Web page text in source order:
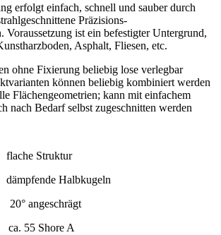
erfolgt einfach, schnell und sauber durch
Präzisions-
Voraussetzung ist ein befestigter Untergrund,
Asphalt, Fliesen, etc.
ohne Fixierung beliebig lose verlegbar
können beliebig kombiniert werden
Flächengeometrien; kann mit einfachem
nach Bedarf selbst zugeschnitten werden
Struktur
Halbkugeln
angeschrägt
Shore A